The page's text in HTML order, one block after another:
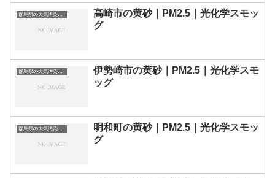
群馬県の大気汚染・PM2.5・黄砂・エアロゾルの数値
高崎市の黄砂｜PM2.5｜光化学スモッ
グ
群馬県の大気汚染・PM2.5・黄砂・エアロゾルの数値
伊勢崎市の黄砂｜PM2.5｜光化学スモ
ッグ
群馬県の大気汚染・PM2.5・黄砂・エアロゾルの数値
明和町の黄砂｜PM2.5｜光化学スモッ
グ